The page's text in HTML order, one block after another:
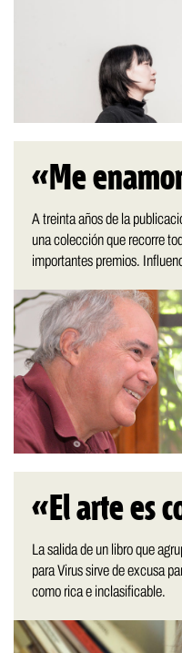
«Me
A treinta años de la
una colección que recorre
importantes premios.
«El arte es
La salida de un libro que
para Virus sirve de excusa
como rica e inclasificable.